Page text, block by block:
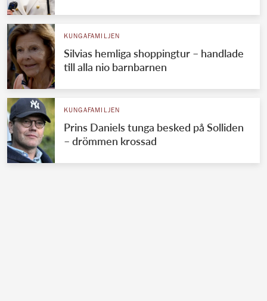
KUNGAFAMILJEN
Silvias hemliga shoppingtur – handlade
till alla nio barnbarnen
KUNGAFAMILJEN
Prins Daniels tunga besked på Solliden
– drömmen krossad